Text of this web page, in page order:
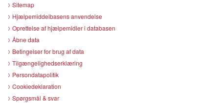
Sitemap
Hjælpemiddelbasens anvendelse
Oprettelse af hjælpemidler i databasen
Åbne data
Betingelser for brug af data
Tilgængelighedserklæring
Persondatapolitik
Cookiedeklaration
Spørgsmål & svar